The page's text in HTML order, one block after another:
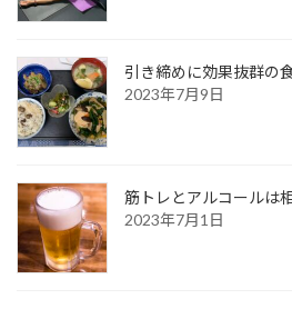
引き締めに効果抜群
2023年7月9日
筋トレとアルコール
2023年7月1日